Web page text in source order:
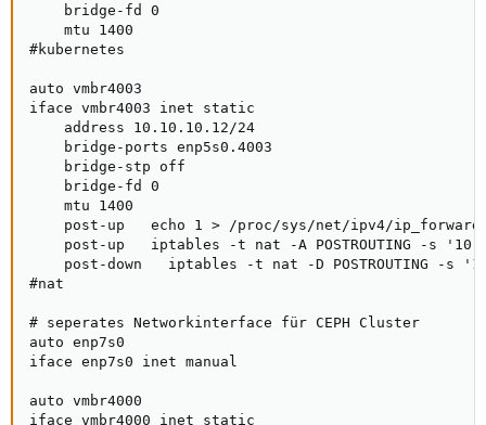
    bridge-fd 0
    mtu 1400
#kubernetes
auto vmbr4003
iface vmbr4003 inet static
    address 10.10.10.12/24
    bridge-ports enp5s0.4003
    bridge-stp off
    bridge-fd 0
    mtu 1400
    post-up   echo 1 > /proc/sys/net/ipv4/ip_forward
post-up   iptables -t nat -A POSTROUTING -s
post-down   iptables -t nat -D POSTROUTING -s
#nat
# seperates Networkinterface für CEPH Cluster
auto enp7s0
iface enp7s0 inet manual
auto vmbr4000
iface vmbr4000 inet static